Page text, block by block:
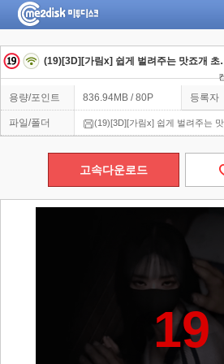
(19)[3D][
용량/포인트 836.94MB / 80P 등록자
파일/폴더 (19)[3D][가림x] 쉽게 벌려주는
고속다운로드
19